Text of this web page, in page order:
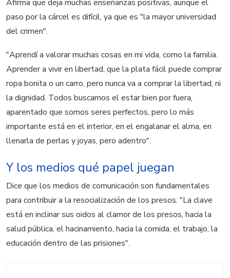
Afirma que deja muchas enseñanzas positivas, aunque el
paso por la cárcel es difícil, ya que es "la mayor universidad
del crimen".
"Aprendí a valorar muchas cosas en mi vida, como la familia.
Aprender a vivir en libertad, que la plata fácil puede comprar
ropa bonita o un carro, pero nunca va a comprar la libertad, ni
la dignidad. Todos buscamos el estar bien por fuera,
aparentado que somos seres perfectos, pero lo más
importante está en el interior, en el engalanar el alma, en
llenarla de perlas y joyas, pero adentro".
Y los medios qué papel juegan
Dice que los medios de comunicación son fundamentales
para contribuir a la resocialización de los presos. "La clave
está en inclinar sus oidos al clamor de los presos, hacia la
salud pública, el hacinamiento, hacia la comida, el trabajo, la
educación dentro de las prisiones".